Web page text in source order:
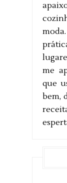
me
que
bem,